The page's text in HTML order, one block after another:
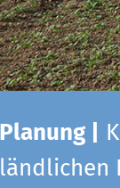
Planung |
ländlichen